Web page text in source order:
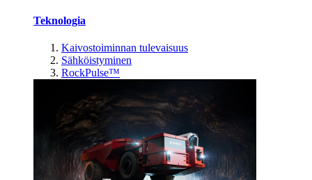
Teknologia
Kaivostoiminnan tulevaisuus
Sähköistyminen
RockPulse™